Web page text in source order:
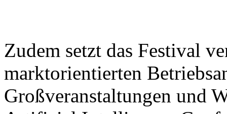
Zudem setzt das Festival
marktorientierten
Großveranstaltungen und